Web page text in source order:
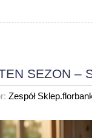
SEZON –
Zespół